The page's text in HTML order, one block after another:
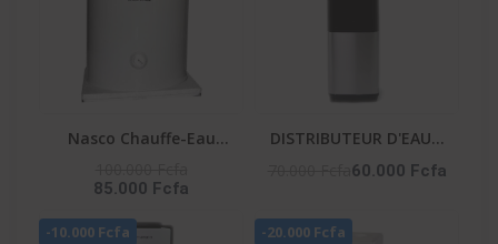
Nasco Chauffe-Eau
100 Litres - Blanc
85.000 Fcfa
DISTRIBUTEUR D'EAU 2
ROBINETS NOIR-
1115-B2
60.000 Fcfa
-10.000 Fcfa -20.000 Fcfa